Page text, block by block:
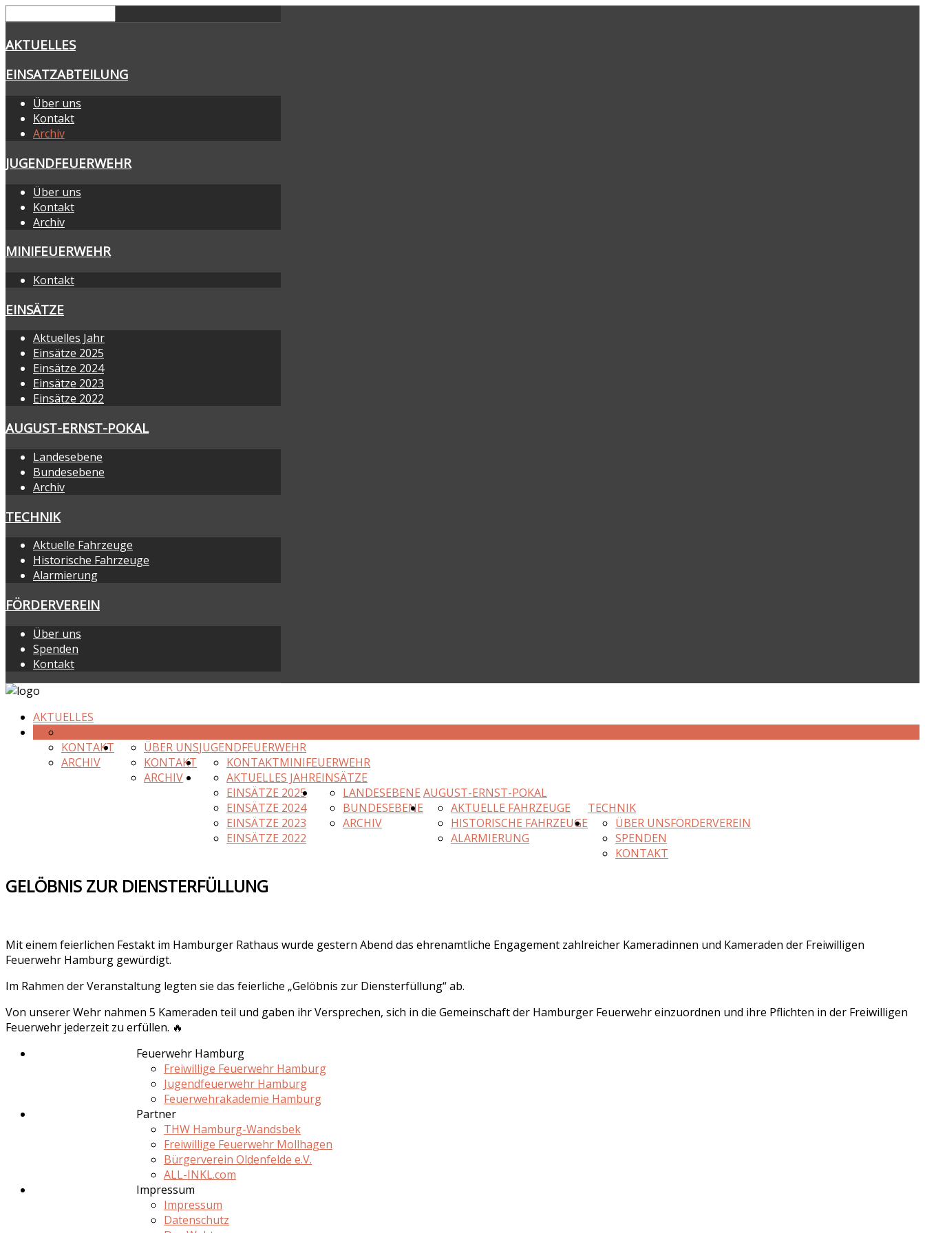
AKTUELLES
EINSATZABTEILUNG
Über uns
Kontakt
Archiv
JUGENDFEUERWEHR
Über uns
Kontakt
Archiv
MINIFEUERWEHR
Kontakt
EINSÄTZE
Aktuelles Jahr
Einsätze 2025
Einsätze 2024
Einsätze 2023
Einsätze 2022
AUGUST-ERNST-POKAL
Landesebene
Bundesebene
Archiv
TECHNIK
Aktuelle Fahrzeuge
Historische Fahrzeuge
Alarmierung
FÖRDERVEREIN
Über uns
Spenden
Kontakt
AKTUELLES
KONTAKT
ARCHIV
JUGENDFEUERWEHR
ÜBER UNS
KONTAKT
ARCHIV
MINIFEUERWEHR
KONTAKT
EINSÄTZE
AKTUELLES JAHR
EINSÄTZE 2025
EINSÄTZE 2024
EINSÄTZE 2023
EINSÄTZE 2022
AUGUST-ERNST-POKAL
LANDESEBENE
BUNDESEBENE
ARCHIV
TECHNIK
AKTUELLE FAHRZEUGE
HISTORISCHE FAHRZEUGE
ALARMIERUNG
FÖRDERVEREIN
ÜBER UNS
SPENDEN
KONTAKT
GELÖBNIS ZUR DIENSTERFÜLLUNG
Mit einem feierlichen Festakt im Hamburger Rathaus wurde gestern Abend das ehrenamtliche Engagement zahlreicher Kameradinnen und Kameraden der Freiwilligen
Feuerwehr Hamburg gewürdigt.
Im Rahmen der Veranstaltung legten sie das feierliche „Gelöbnis zur Diensterfüllung“ ab.
Von unserer Wehr nahmen 5 Kameraden teil und gaben ihr Versprechen, sich in die Gemeinschaft der Hamburger Feuerwehr einzuordnen und ihre Pflichten in der Freiwilligen
Feuerwehr jederzeit zu erfüllen. 🔥
Feuerwehr Hamburg
Freiwillige Feuerwehr Hamburg
Jugendfeuerwehr Hamburg
Feuerwehrakademie Hamburg
Partner
THW Hamburg-Wandsbek
Freiwillige Feuerwehr Mollhagen
Bürgerverein Oldenfelde e.V.
ALL-INKL.com
Impressum
Impressum
Datenschutz